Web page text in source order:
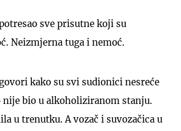
sve prisutne koji su
Neizmjerna tuga i nemoć.
govori kako su svi sudionici nesreće
bio u alkoholiziranom stanju.
u trenutku. A vozač i suvozačica u